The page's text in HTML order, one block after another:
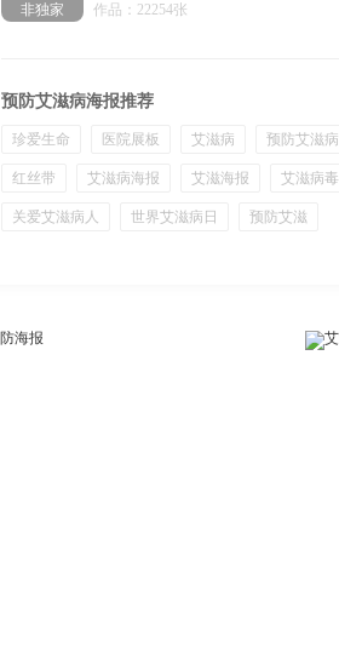
非独家 作品：22254张
预防艾滋病海报推荐
珍爱生命 医院展板 艾滋病 预防艾滋病
红丝带 艾滋病海报 艾滋海报 艾滋病毒
关爱艾滋病人 世界艾滋病日 预防艾滋